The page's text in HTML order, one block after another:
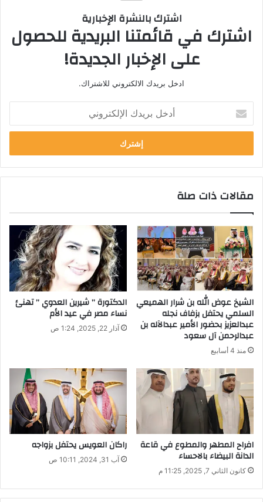
اشترك بالنشرة الإخبارية
اشترك في قائمتنا البريدية للحصول
على الإخبار الجديدة!
ادخل بريدك الالكتروني للاشتراك.
خ
ب
ر
د
ا
ل
إ
ل
ك
ت
ر
و
ن
ي
مقالات ذات صلة
الشيخ عوض الله بن شرار الهميعي
السلمي يحتفل بزفاف نجله
عبدالعزيز بحضور الأمير عبدالآله بن
عبدالرحمن آل سعود
منذ 4 أسابيع
الدكتورة ” شيرين العدوي ” تهنئ
نساء مصر في عيد الأم
آذار 22, 2025, 1:24 ص
افراح المطهر والمطوع في قاعة
الدانة البيضاء بالاحساء
كانون الثاني 7, 2025, 11:25 م
راكان العويس يحتفل بزواجه
آب 31, 2024, 10:11 ص